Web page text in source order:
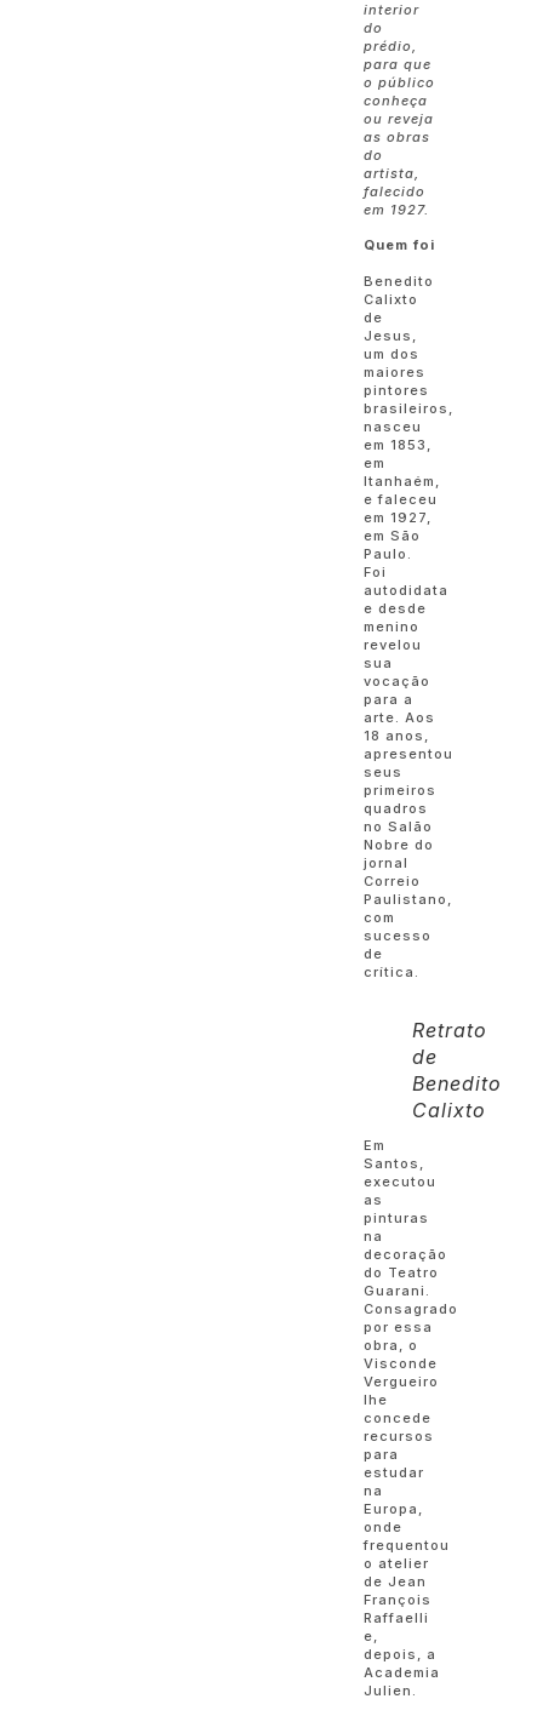
interior
do
prédio,
para que
o público
conheça
ou reveja
as obras
do
artista,
falecido
em 1927.
Quem foi
Benedito
Calixto
de
Jesus,
um dos
maiores
pintores
brasileiros,
nasceu
em 1853,
em
Itanhaém,
e faleceu
em 1927,
em São
Paulo.
Foi
autodidata
e desde
menino
revelou
sua
vocação
para a
arte. Aos
18 anos,
apresentou
seus
primeiros
quadros
no Salão
Nobre do
jornal
Correio
Paulistano,
com
sucesso
de
crítica.
Retrato
de
Benedito
Calixto
Em
Santos,
executou
as
pinturas
na
decoração
do Teatro
Guarani.
Consagrado
por essa
obra, o
Visconde
Vergueiro
lhe
concede
recursos
para
estudar
na
Europa,
onde
frequentou
o atelier
de Jean
François
Raffaelli
e,
depois, a
Academia
Julien.